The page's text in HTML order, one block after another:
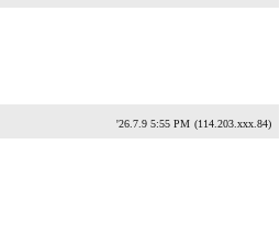
'26.7.9 5:55 PM (114.203.xxx.84)